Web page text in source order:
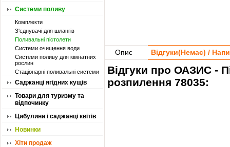
Системи поливу
Комплекти
З'єднувачі для шлангів
Поливальні пістолети
Системи очищення води
Системи поливу для кімнатних
рослин
Стаціонарні поливальні системи
Саджанці ягідних кущів
Товари для туризму та
відпочинку
Цибулини і саджанці квітів
Новинки
Хіти продаж
Опис Відгуки(Немає) /
Відгуки про ОАЗИС -
розпилення 78035: